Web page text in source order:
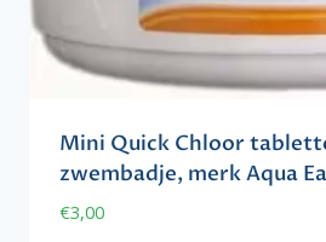
Mini Quick Chloor
zwembadje, merk Aqua
€3,00